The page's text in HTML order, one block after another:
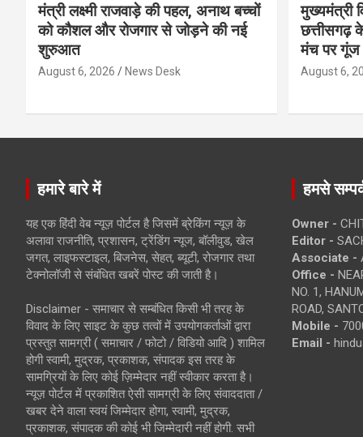
मंत्री लक्ष्मी राजवाड़े की पहल, अनाथ बच्चों
को कौशल और रोजगार से जोड़ने की नई
शुरुआत
August 6, 2026 News Desk
मुख्यमंत्री
छत्तीसगढ़
मंच पर गूंज
August 6,
हमारे बारे में
यह एक हिंदी वेब न्यूज़ पोर्टल है जिसमें ब्रेकिंग न्यूज़ के
अलावा राजनीति, प्रशासन, ट्रेंडिंग न्यूज, बॉलीवुड, खेल
जगत, लाइफस्टाइल, बिजनेस, सेहत, ब्यूटी, रोजगार तथा
टेक्नोलॉजी से संबंधित खबरें पोस्ट की जाती है।
Disclaimer - समाचार से सम्बंधित किसी भी तरह के
विवाद के लिए साइट के कुछ तत्वों में उपयोगकर्ताओं द्वारा
प्रस्तुत सामग्री ( समाचार / फोटो / विडियो आदि ) शामिल
होगी स्वामी, मुद्रक, प्रकाशक, संपादक इस तरह के
सामग्रियों के लिए कोई ज़िम्मेदार नहीं स्वीकार करता है।
न्यूज़ पोर्टल में प्रकाशित ऐसी सामग्री के लिए संवाददाता /
खबर देने वाला स्वयं जिम्मेदार होगा, स्वामी, मुद्रक,
प्रकाशक, संपादक की कोई भी जिम्मेदारी नहीं होगी. सभी
हमसे
Owner -
Editor -
Associate -
Office -
NO. 1,
ROAD,
Mobile -
Email -